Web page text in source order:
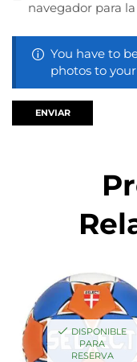
navegador para
You have to
photos to
DISPONIBLE
PARA
RESERVA